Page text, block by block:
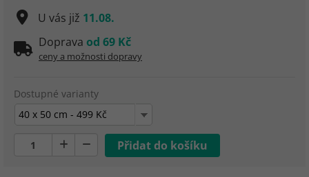
U vás již 11.08.
Doprava od 69 Kč
ceny a možnosti dopravy
Dostupné varianty
40 x 50 cm - 499 Kč